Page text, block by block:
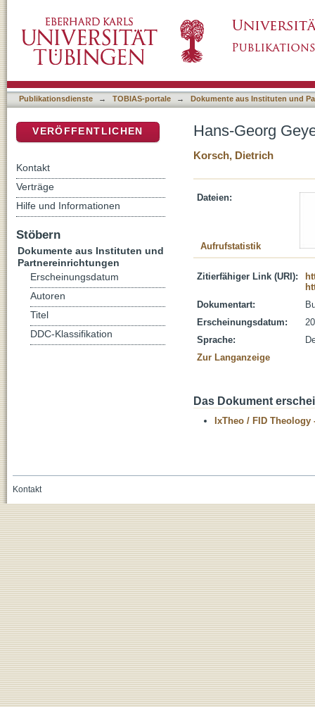
Publikationsdienste → TOBIAS-portale → Dokumente aus Instituten und
Hans-Georg
Korsch, Dietrich
Dateien:
Aufrufstatistik
Zitierfähiger Link (URI):
Dokumentart:
Erscheinungsdatum:
Sprache:
Zur Langanzeige
Das Dokument
IxTheo / FID Theology
VERÖFFENTLICHEN
Kontakt
Verträge
Hilfe und Informationen
Stöbern
Dokumente aus Instituten und
Partnereinrichtungen
Erscheinungsdatum
Autoren
Titel
DDC-Klassifikation
Kontakt